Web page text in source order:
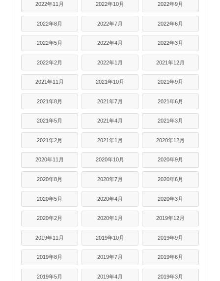
2022年11月 2022年10月 2022年9月
2022年8月 2022年7月 2022年6月
2022年5月 2022年4月 2022年3月
2022年2月 2022年1月 2021年12月
2021年11月 2021年10月 2021年9月
2021年8月 2021年7月 2021年6月
2021年5月 2021年4月 2021年3月
2021年2月 2021年1月 2020年12月
2020年11月 2020年10月 2020年9月
2020年8月 2020年7月 2020年6月
2020年5月 2020年4月 2020年3月
2020年2月 2020年1月 2019年12月
2019年11月 2019年10月 2019年9月
2019年8月 2019年7月 2019年6月
2019年5月 2019年4月 2019年3月